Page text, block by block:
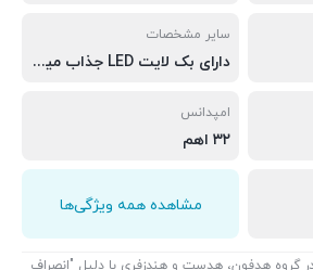
سایر مشخصات
دارای بک لایت LED جذاب میکروفون Omni Directional ساخته شده از مواد اولیه بادوام و بسیار مقاوم بالشتک های نرم و راحت اطراف گوش برای ایزوله سازی مناسب نویز طراحی سبک وزن به همراه هدبند خودتنظیم مناسب برای راحتی بی رقیب خروجی ۷.۱ کاناله مجازی برای عرضه ی تجربه ی صدای محیطی خیره کننده میکروفون ENC تکی، دارای قابلیت حذف نویز برای مکالمه ای شفاف و پایدار
امپدانس
۳۲ اهم
مشاهده همه ویژگی‌ها
گروه هدفون، هدست و هندزفری با دلیل "انصراف